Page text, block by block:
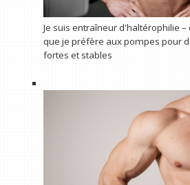
Je suis entraîneur d'haltérophilie –
que je préfère aux pompes pour
fortes et stables